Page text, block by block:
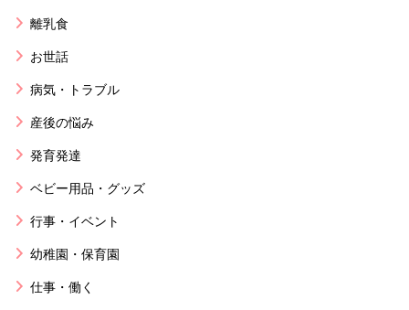
離乳食
お世話
病気・トラブル
産後の悩み
発育発達
ベビー用品・グッズ
行事・イベント
幼稚園・保育園
仕事・働く